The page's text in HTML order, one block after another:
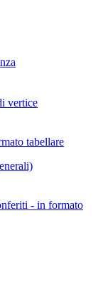
vertice
tabellare
- in formato